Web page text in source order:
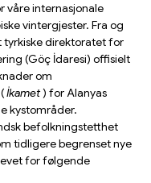
våre internasjonale
vintergjester. Fra og
tyrkiske direktoratet for
(Göç İdaresi) offisielt
om
İkamet ) for Alanyas
kystområder.
befolkningstetthet
tidligere begrenset nye
for følgende